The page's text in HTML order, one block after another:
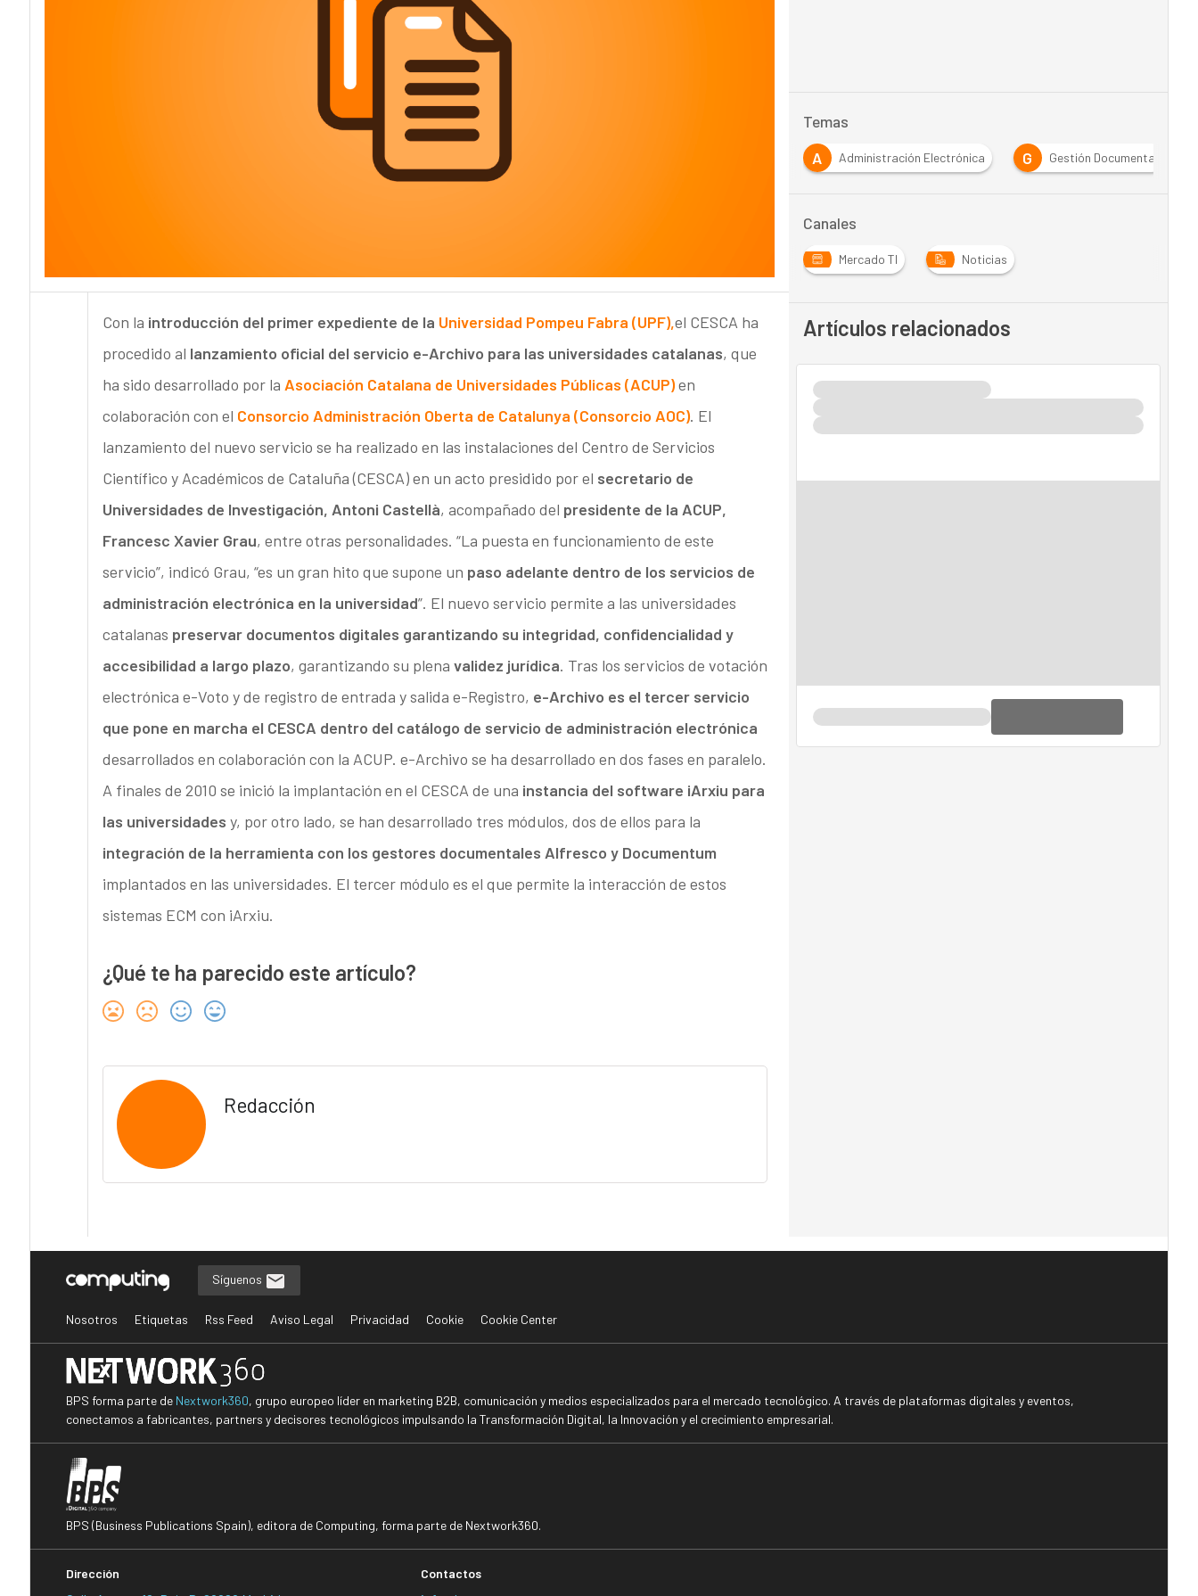
Con la introducción del primer expediente de la Universidad Pompeu Fabra (UPF),el CESCA ha
procedido al lanzamiento oficial del servicio e-Archivo para las universidades catalanas, que
ha sido desarrollado por la Asociación Catalana de Universidades Públicas (ACUP)en
colaboración con el Consorcio Administración Oberta de Catalunya (Consorcio AOC). El
lanzamiento del nuevo servicio se ha realizado en las instalaciones del Centro de Servicios
Científico y Académicos de Cataluña (CESCA) en un acto presidido por el secretario de
Universidades de Investigación, Antoni Castellà, acompañado del presidente de la ACUP,
Francesc Xavier Grau, entre otras personalidades. “La puesta en funcionamiento de este
servicio”, indicó Grau, “es un gran hito que supone un paso adelante dentro de los servicios de
administración electrónica en la universidad”. El nuevo servicio permite a las universidades
catalanas preservar documentos digitales garantizando su integridad, confidencialidad y
accesibilidad a largo plazo, garantizando su plena validez jurídica. Tras los servicios de votación
electrónica e-Voto y de registro de entrada y salida e-Registro, e-Archivo es el tercer servicio
que pone en marcha el CESCA dentro del catálogo de servicio de administración electrónica
desarrollados en colaboración con la ACUP. e-Archivo se ha desarrollado en dos fases en paralelo.
A finales de 2010 se inició la implantación en el CESCA de una instancia del software iArxiu para
las universidades y, por otro lado, se han desarrollado tres módulos, dos de ellos para la
integración de la herramienta con los gestores documentales Alfresco y Documentum
implantados en las universidades. El tercer módulo es el que permite la interacción de estos
sistemas ECM con iArxiu.
¿Qué te ha parecido este artículo?
Redacción
Temas
A Administración Electrónica G Gestión Documental
Canales
Mercado TI Noticias
Artículos relacionados
Síguenos
Nosotros Etiquetas Rss Feed Aviso Legal Privacidad Cookie Cookie Center
BPS forma parte de Nextwork360, grupo europeo líder en marketing B2B, comunicación y medios especializados para el mercado tecnológico. A través de plataformas digitales y eventos,
conectamos a fabricantes, partners y decisores tecnológicos impulsando la Transformación Digital, la Innovación y el crecimiento empresarial.
BPS (Business Publications Spain), editora de Computing, forma parte de Nextwork360.
Dirección Contactos